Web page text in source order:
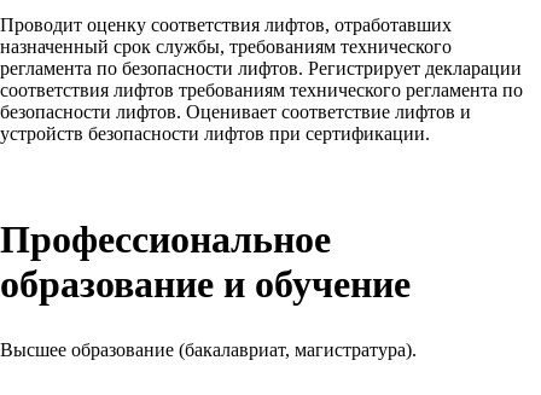
Проводит оценку соответствия лифтов, отработавших
назначенный срок службы, требованиям технического
регламента по безопасности лифтов. Регистрирует декларации
соответствия лифтов требованиям технического регламента по
безопасности лифтов. Оценивает соответствие лифтов и
устройств безопасности лифтов при сертификации.
Профессиональное
образование и обучение
Высшее образование (бакалавриат, магистратура).